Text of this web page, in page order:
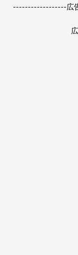
------------------広